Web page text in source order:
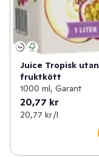
Juice Tropisk utan
fruktkött
1000 ml, Garant
20,77 kr
20,77 kr /l